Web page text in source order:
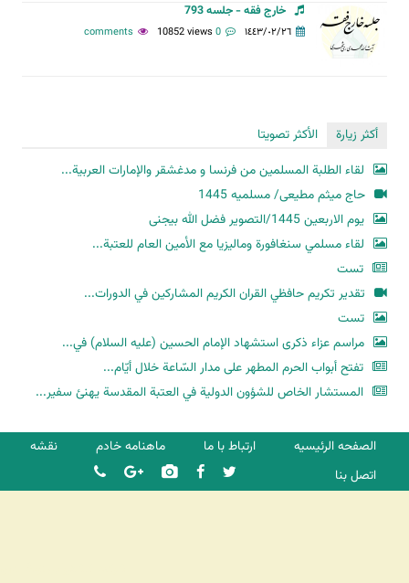
خارج فقه - جلسه 793
١٤٤٣/٠٢/٢٦ 0 comments
10852 views
أكثر زيارة
الأكثر تصويتا
لقاء الطلبة المسلمين من فرنسا و مدغشقر والإمارات العربية...
حاج میثم مطیعی/ مسلمیه 1445
یوم الاربعین 1445/التصویر فضل الله بیجنی
لقاء مسلمي سنغافورة وماليزيا مع الأمين العام للعتبة...
تست
تقدير تكريم حافظي القران الكريم المشاركين في الدورات...
تست
مراسم عزاء ذكرى استشهاد الإمام الحسين (عليه السلام) في...
تفتح أبواب الحرم المطهر على مدار السّاعة خلال أيّام...
المستشار الخاص للشؤون الدولية في العتبة المقدسة يهنئ سفير...
الصفحه الرئیسیه ارتباط با ما ماهنامه خادم
نقشه
اتصل بنا